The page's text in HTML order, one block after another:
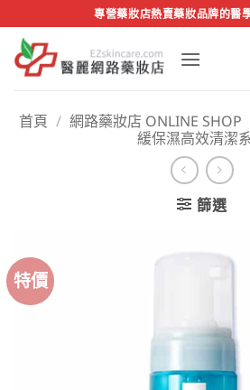
to
content
專營藥妝店熱賣藥妝品牌的醫
首頁 / 網路藥妝店 ONLINE SHOP
緩保濕高效清潔
篩選
特價